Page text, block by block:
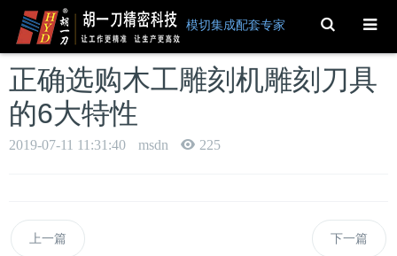
模切集成配套专家 Toggle
Search
正确选购木工雕刻机雕刻刀具
的6大特性
2019-07-11 11:31:40 msdn 225
上一篇 下一篇